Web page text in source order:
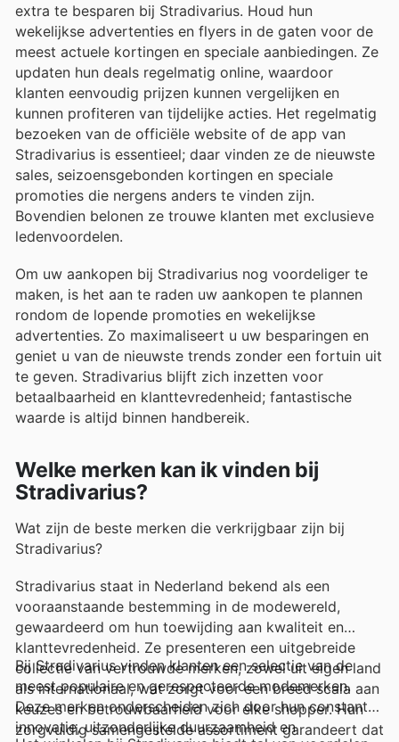
extra te besparen bij Stradivarius. Houd hun
wekelijkse advertenties en flyers in de gaten voor de
meest actuele kortingen en speciale aanbiedingen. Ze
updaten hun deals regelmatig online, waardoor
klanten eenvoudig prijzen kunnen vergelijken en
kunnen profiteren van tijdelijke acties. Het regelmatig
bezoeken van de officiële website of de app van
Stradivarius is essentieel; daar vinden ze de nieuwste
sales, seizoensgebonden kortingen en speciale
promoties die nergens anders te vinden zijn.
Bovendien belonen ze trouwe klanten met exclusieve
ledenvoordelen.
Om uw aankopen bij Stradivarius nog voordeliger te
maken, is het aan te raden uw aankopen te plannen
rondom de lopende promoties en wekelijkse
advertenties. Zo maximaliseert u uw besparingen en
geniet u van de nieuwste trends zonder een fortuin uit
te geven. Stradivarius blijft zich inzetten voor
betaalbaarheid en klanttevredenheid; fantastische
waarde is altijd binnen handbereik.
Welke merken kan ik vinden bij
Stradivarius?
Wat zijn de beste merken die verkrijgbaar zijn bij
Stradivarius?
Stradivarius staat in Nederland bekend als een
vooraanstaande bestemming in de modewereld,
gewaardeerd om hun toewijding aan kwaliteit en
klanttevredenheid. Ze presenteren een uitgebreide
collectie van vertrouwde merken, zowel uit eigen land
als internationaal, wat zorgt voor een breed scala aan
keuzes en betrouwbaarheid voor elke shopper. Hun
zorgvuldig samengestelde assortiment garandeert dat
Bij Stradivarius vinden klanten een selectie van de
meest populaire en gerespecteerde modemerken.
Deze merken onderscheiden zich door hun constante
innovatie, uitzonderlijke duurzaamheid en